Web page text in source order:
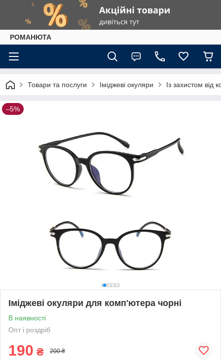
РОМАНЮТА
Товари та послуги Іміджеві окуляри Із захистом від
–5%
Іміджеві окуляри для комп'ютера чорні
В наявності
Опт і роздріб
190 ₴ 200 ₴